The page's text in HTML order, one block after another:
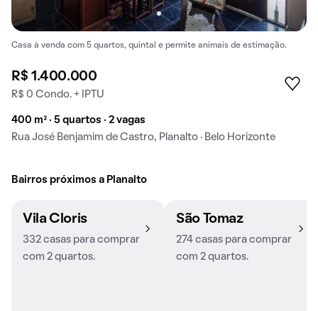
Casa à venda com 5 quartos, quintal e permite animais de estimação.
R$ 1.400.000
R$ 0 Condo. + IPTU
400 m² · 5 quartos · 2 vagas
Rua José Benjamim de Castro, Planalto · Belo Horizonte
Bairros próximos a Planalto
Vila Cloris
332 casas para comprar
com 2 quartos.
São Tomaz
274 casas para comprar
com 2 quartos.